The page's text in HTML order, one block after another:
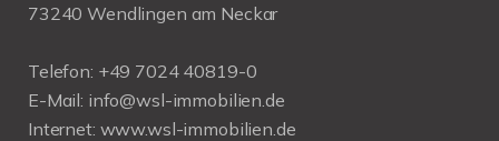
73240 Wendlingen am Neckar
Telefon: +49 7024 40819-0
E-Mail: info@wsl-immobilien.de
Internet: www.wsl-immobilien.de